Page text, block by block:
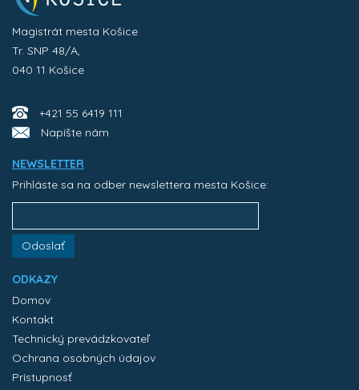
Magistrát mesta Košice
Tr. SNP 48/A,
040 11 Košice
+421 55 6419 111
Napíšte nám
NEWSLETTER
Prihláste sa na odber newslettera mesta Košice:
Odoslať
ODKAZY
Domov
Kontakt
Technický prevádzkovateľ
Ochrana osobných údajov
Prístupnosť